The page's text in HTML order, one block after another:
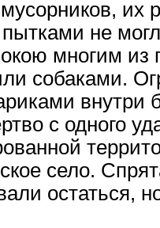
не
многим из
собаками.
внутри
с одного
село.
остаться,